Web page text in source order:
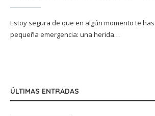
Estoy segura de que en algún momento te
pequeña emergencia: una herida…
ÚLTIMAS ENTRADAS